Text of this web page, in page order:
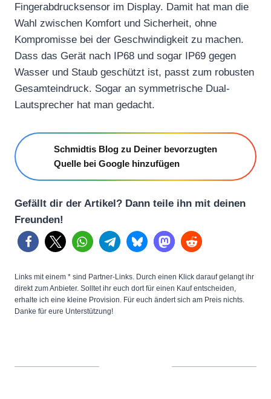
Fingerabdrucksensor im Display. Damit hat man die
Wahl zwischen Komfort und Sicherheit, ohne
Kompromisse bei der Geschwindigkeit zu machen.
Dass das Gerät nach IP68 und sogar IP69 gegen
Wasser und Staub geschützt ist, passt zum robusten
Gesamteindruck. Sogar an symmetrische Dual-
Lautsprecher hat man gedacht.
Schmidtis Blog zu Deiner bevorzugten
Quelle bei Google hinzufügen
Gefällt dir der Artikel? Dann teile ihn mit deinen
Freunden!
Links mit einem * sind Partner-Links. Durch einen Klick darauf gelangt ihr
direkt zum Anbieter. Solltet ihr euch dort für einen Kauf entscheiden,
erhalte ich eine kleine Provision. Für euch ändert sich am Preis nichts.
Danke für eure Unterstützung!